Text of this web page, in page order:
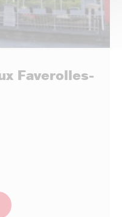
Faverolles-